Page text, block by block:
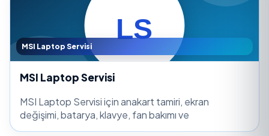
MSI Laptop Servisi
MSI Laptop Servisi
MSI Laptop Servisi için anakart tamiri, ekran
değişimi, batarya, klavye, fan bakımı ve